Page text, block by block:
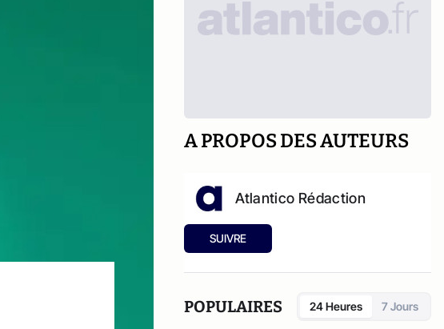
A PROPOS DES AUTEURS
Atlantico Rédaction
SUIVRE
POPULAIRES 24 Heures 7 Jours